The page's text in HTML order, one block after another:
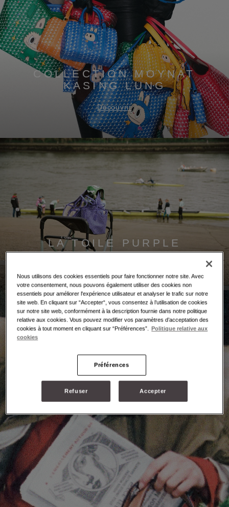
COLLECTION MOYNAT
KASING LUNG
Découvrir
LA TOILE PURPLE
Nous utilisons des cookies essentiels pour faire fonctionner notre site. Avec
votre consentement, nous pouvons également utiliser des cookies non
essentiels pour améliorer l'expérience utilisateur et analyser le trafic sur notre
site web. En cliquant sur “Accepter“, vous consentez à l’utilisation de cookies
sur notre site web, conformément à la description fournie dans notre politique
relative aux cookies. Vous pouvez modifier vos paramètres d’acceptation des
cookies à tout moment en cliquant sur “Préférences”. Politique relative aux
cookies
Préférences
Refuser Accepter